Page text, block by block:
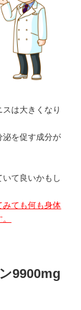
は大きくなり
泌を促す成分が
て良いかもし
みても何も身体
9900mg